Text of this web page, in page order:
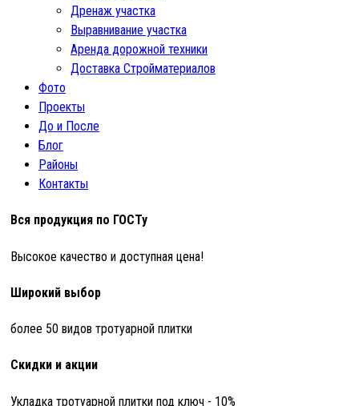
Дренаж участка
Выравнивание участка
Аренда дорожной техники
Доставка Стройматериалов
Фото
Проекты
До и После
Блог
Районы
Контакты
Вся продукция по ГОСТу
Высокое качество и доступная цена!
Широкий выбор
более 50 видов тротуарной плитки
Скидки и акции
Укладка тротуарной плитки под ключ - 10%